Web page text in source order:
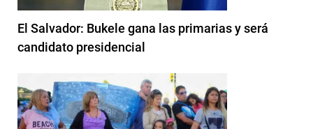
El Salvador: Bukele gana las primarias y será
candidato presidencial